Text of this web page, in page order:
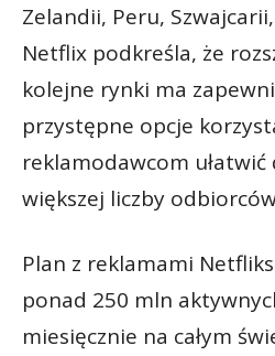
Zelandii, Peru,
Netflix podkreśla, że
kolejne rynki ma
przystępne opcje
reklamodawcom
większej liczby
Plan z reklamami
ponad 250 mln
miesięcznie na całym